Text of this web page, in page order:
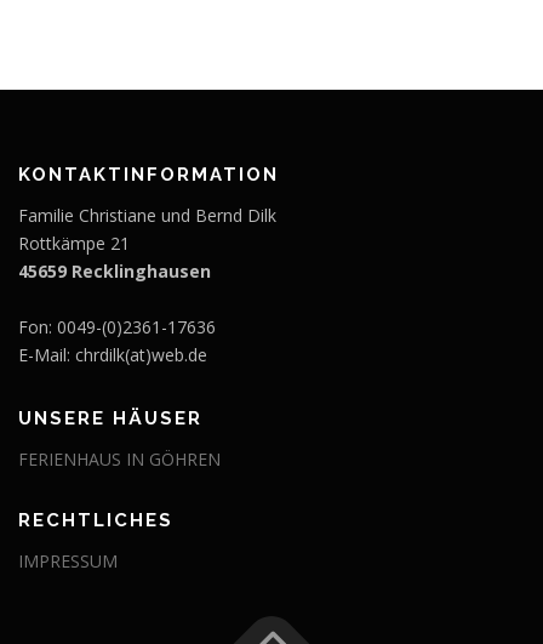
KONTAKTINFORMATION
Familie Christiane und Bernd Dilk
Rottkämpe 21
45659 Recklinghausen
Fon: 0049-(0)2361-17636
E-Mail: chrdilk(at)web.de
UNSERE HÄUSER
FERIENHAUS IN GÖHREN
RECHTLICHES
IMPRESSUM